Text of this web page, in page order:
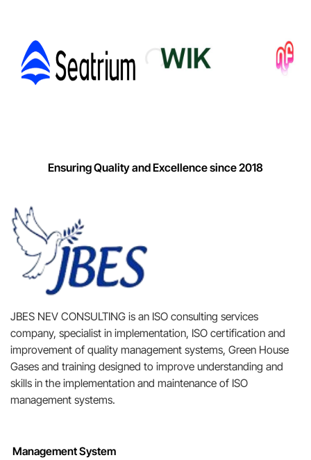
Ensuring Quality and Excellence since 2018
JBES NEV CONSULTING is an ISO consulting services
company, specialist in implementation, ISO certification and
improvement of quality management systems, Green House
Gases and training designed to improve understanding and
skills in the implementation and maintenance of ISO
management systems.
Management System